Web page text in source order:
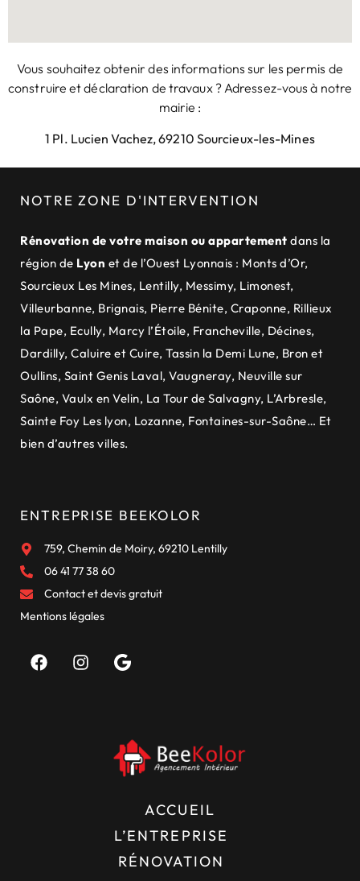
Vous souhaitez obtenir des informations sur les permis de
construire et déclaration de travaux ? Adressez-vous à notre
mairie :
1 Pl. Lucien Vachez, 69210 Sourcieux-les-Mines
ACCUEIL
L’ENTREPRISE
RÉNOVATION
ENTREPRISE BEEKOLOR
759, Chemin de Moiry, 69210 Lentilly
06 41 77 38 60
Contact et devis gratuit
Mentions légales
NOTRE ZONE D'INTERVENTION
Rénovation de votre maison ou appartement dans la
région de Lyon et de l’Ouest Lyonnais : Monts d’Or,
Sourcieux Les Mines, Lentilly, Messimy, Limonest,
Villeurbanne, Brignais, Pierre Bénite, Craponne, Rillieux
la Pape, Ecully, Marcy l’Étoile, Francheville, Décines,
Dardilly, Caluire et Cuire, Tassin la Demi Lune, Bron et
Oullins, Saint Genis Laval, Vaugneray, Neuville sur
Saône, Vaulx en Velin, La Tour de Salvagny, L’Arbresle,
Sainte Foy Les lyon, Lozanne, Fontaines-sur-Saône… Et
bien d’autres villes.